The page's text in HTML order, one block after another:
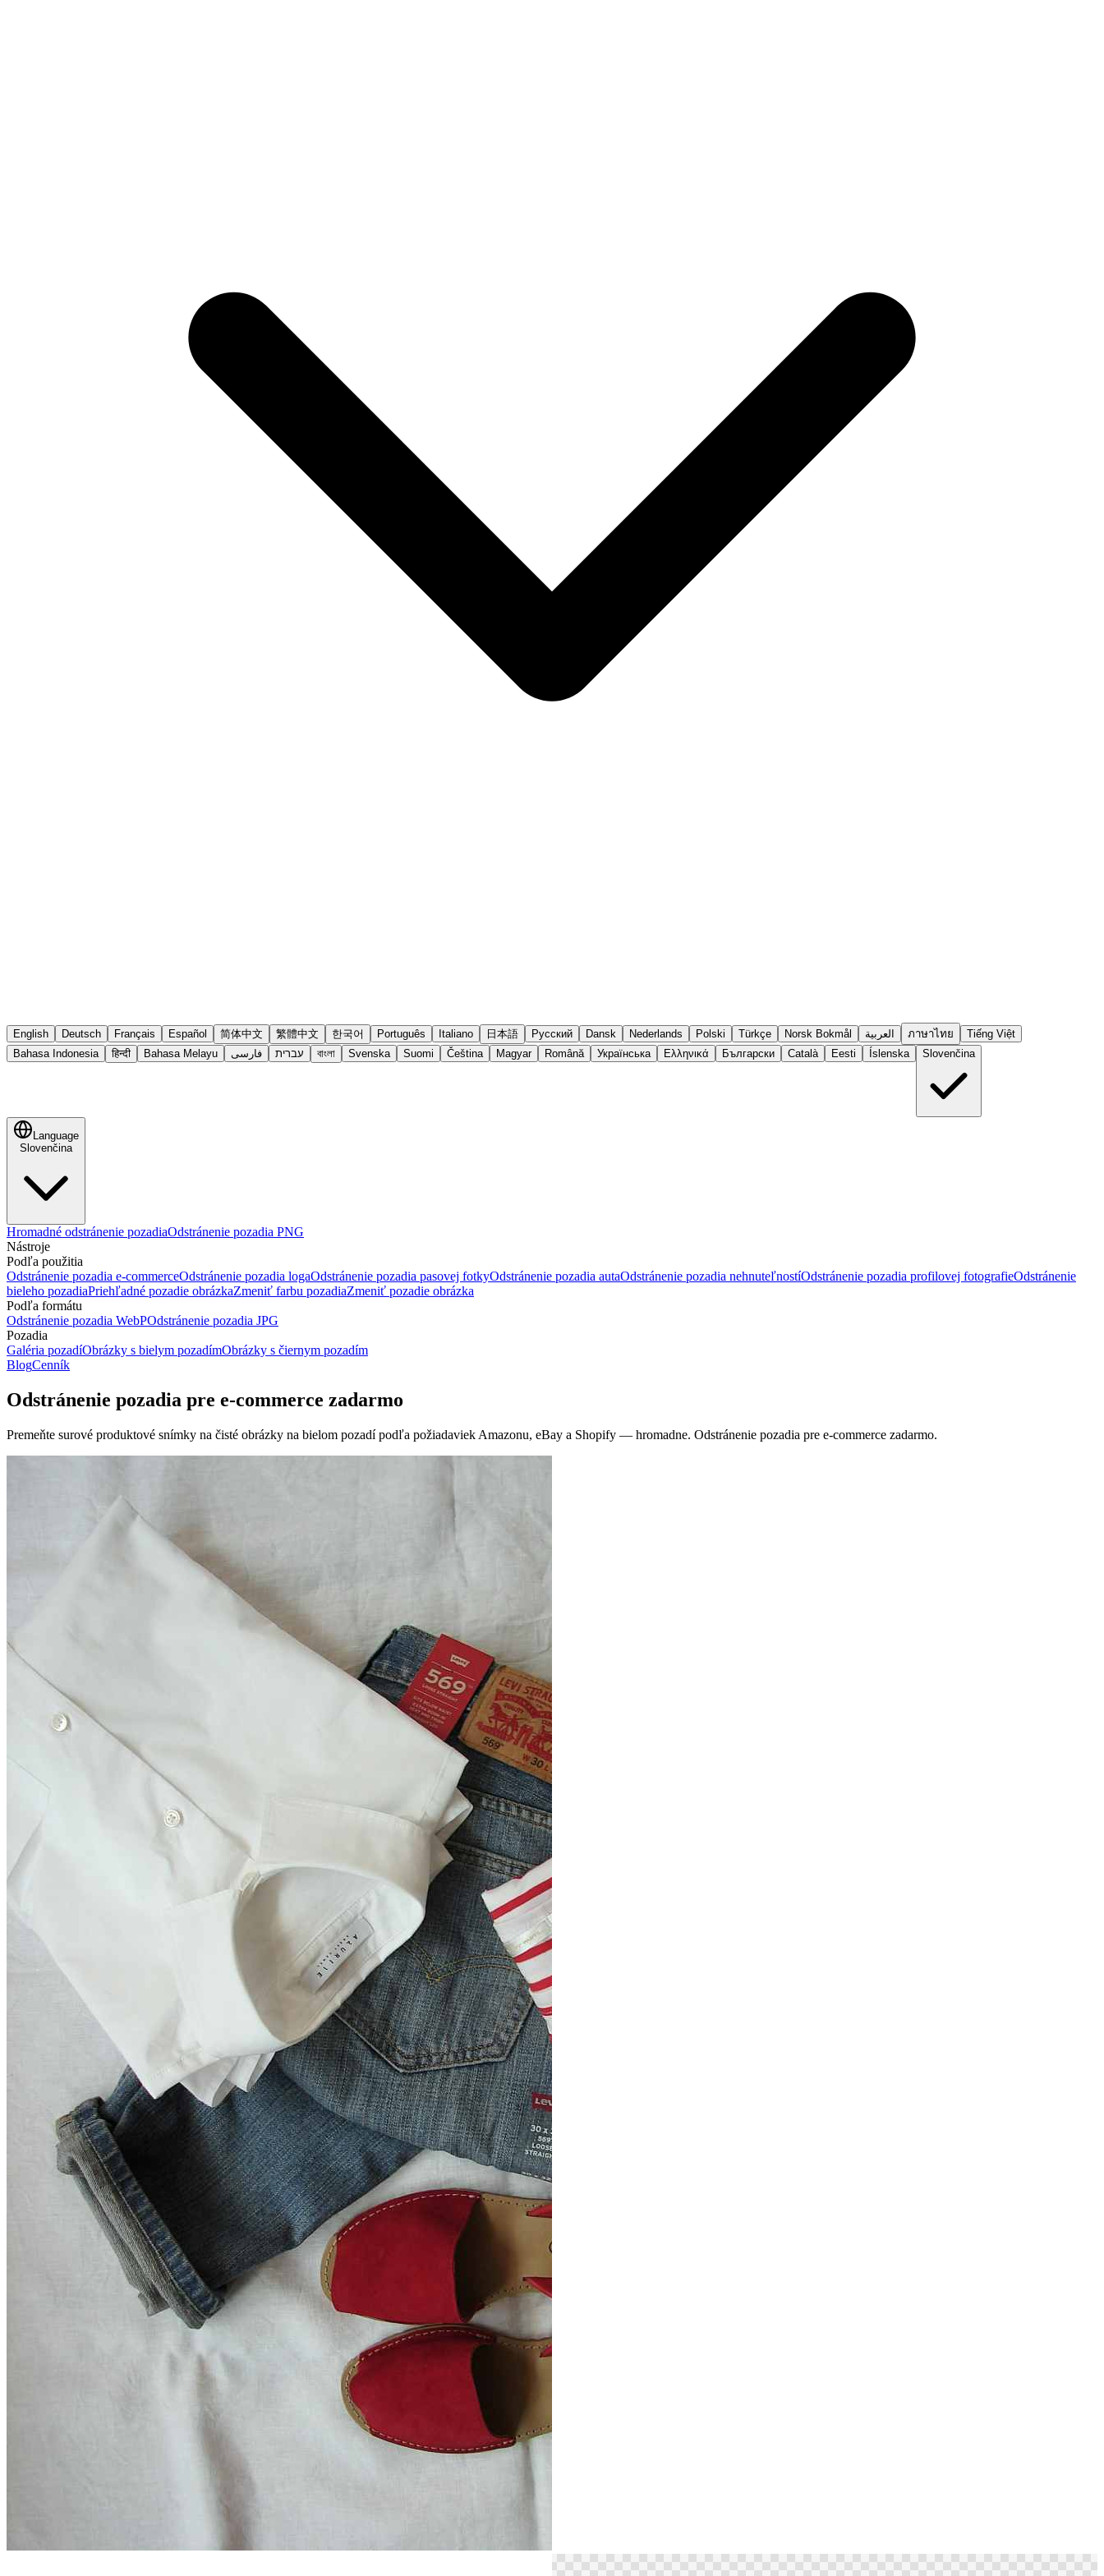
English Deutsch Français Español 简体中文 繁體中文 한국어 Português Italiano 日本語 Русский Dansk Nederlands Polski Türkçe Norsk Bokmål العربية ภาษาไทย
Tiếng Việt
Bahasa Indonesia
हिन्दी Bahasa Melayu فارسی עברית বাংলা Svenska Suomi Čeština Magyar Română Українська Ελληνικά Български Català Eesti Íslenska Slovenčina
Language
Slovenčina
Hromadné odstránenie pozadiaOdstránenie pozadia PNG
Nástroje
Podľa použitia
Odstránenie pozadia e-commerceOdstránenie pozadia logaOdstránenie pozadia pasovej fotkyOdstránenie pozadia autaOdstránenie pozadia nehnuteľnostíOdstránenie pozadia profilovej fotografieOdstránenie
bieleho pozadiaPriehľadné pozadie obrázkaZmeniť farbu pozadiaZmeniť pozadie obrázka
Podľa formátu
Odstránenie pozadia WebPOdstránenie pozadia JPG
Pozadia
Galéria pozadíObrázky s bielym pozadímObrázky s čiernym pozadím
BlogCenník
Odstránenie pozadia pre e-commerce zadarmo
Premeňte surové produktové snímky na čisté obrázky na bielom pozadí podľa požiadaviek Amazonu, eBay a Shopify — hromadne. Odstránenie pozadia pre e-commerce zadarmo.